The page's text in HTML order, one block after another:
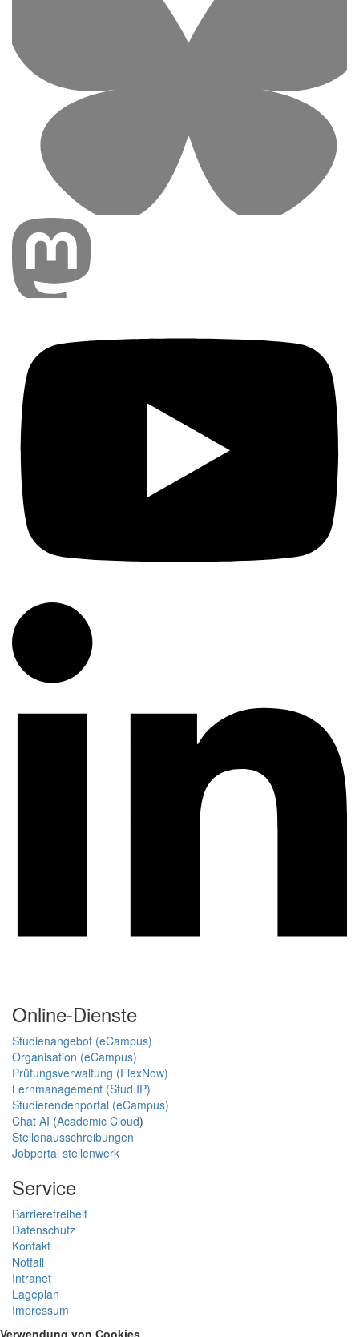
Online-Dienste
Studienangebot (eCampus)
Organisation (eCampus)
Prüfungsverwaltung (FlexNow)
Lernmanagement (Stud.IP)
Studierendenportal (eCampus)
Chat AI (Academic Cloud)
Stellenausschreibungen
Jobportal stellenwerk
Service
Barrierefreiheit
Datenschutz
Kontakt
Notfall
Intranet
Lageplan
Impressum